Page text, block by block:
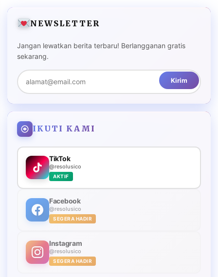
NEWSLETTER
Jangan lewatkan berita terbaru! Berlangganan gratis
sekarang.
Kirim
IKUTI KAMI
TikTok
@resolusico
AKTIF
Facebook
@resolusico
SEGERA HADIR
Instagram
@resolusico
SEGERA HADIR